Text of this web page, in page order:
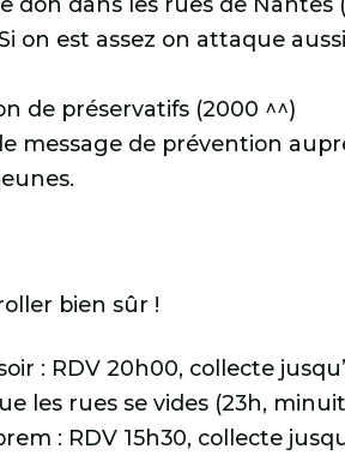
on est assez on attaque
de préservatifs (2000 ^^)
message de prévention
bien sûr !
: RDV 20h00, collecte
les rues se vides (23h,
: RDV 15h30, collecte